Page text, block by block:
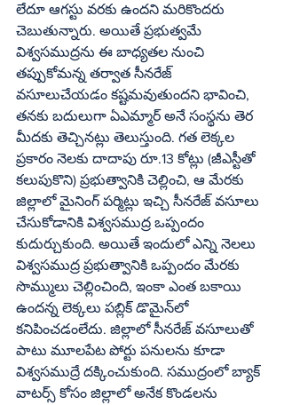
లేదూ ఆగస్టు వరకు ఉందని మరికొందరు
చెబుతున్నారు. అయితే ప్రభుత్వమే
విశ్వసముద్రను ఈ బాధ్యతల నుంచి
తప్పుకోమన్న తర్వాత సీనరేజ్‌
వసూలుచేయడం కష్టమవుతుందని భావించి,
తనకు బదులుగా ఏఎమ్మార్‌ అనే సంస్థను తెర
మీదకు తెచ్చినట్లు తెలుస్తుంది. గత లెక్కల
ప్రకారం నెలకు దాదాపు రూ.13 కోట్లు (జీఎస్టీతో
కలుపుకొని) ప్రభుత్వానికి చెల్లించి, ఆ మేరకు
జిల్లాలో మైనింగ్‌ పర్మిట్లు ఇచ్చి సీనరేజ్‌ వసూలు
చేసుకోడానికి విశ్వసముద్ర ఒప్పందం
కుదుర్చుకుంది. అయితే ఇందులో ఎన్ని నెలలు
విశ్వసముద్ర ప్రభుత్వానికి ఒప్పందం మేరకు
సొమ్ములు చెల్లించింది, ఇంకా ఎంత బకాయి
ఉందన్న లెక్కలు పబ్లిక్‌ డొమైన్‌లో
కనిపించడంలేదు. జిల్లాలో సీనరేజ్‌ వసూలుతో
పాటు మూలపేట పోర్టు పనులను కూడా
విశ్వసముద్రే దక్కించుకుంది. సముద్రంలో బ్యాక్‌
వాటర్స్‌ కోసం జిల్లాలో అనేక కొండలను